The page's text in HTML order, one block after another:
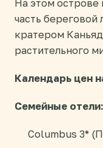
На этом острове
часть
кратером
растительного
Календарь цен
Семейные отели:
Columbus 3*